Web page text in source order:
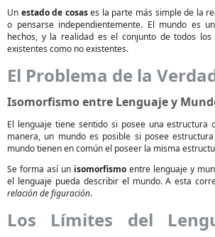
Un estado de cosases la parte más simple de la
o pensarse independientemente. El mundo es
hechos, y la realidad es el conjunto de todos los
existentes como no existentes.
El Problema de la
Isomorfismo entre Lenguaje y
El lenguaje tiene sentido si posee una estructura
manera, un mundo es posible si posee
mundo tienen en común el poseer la misma
Se forma así un isomorfismo entre lenguaje y
el lenguaje pueda describir el mundo. A esta
relación de figuración.
Los Límites del